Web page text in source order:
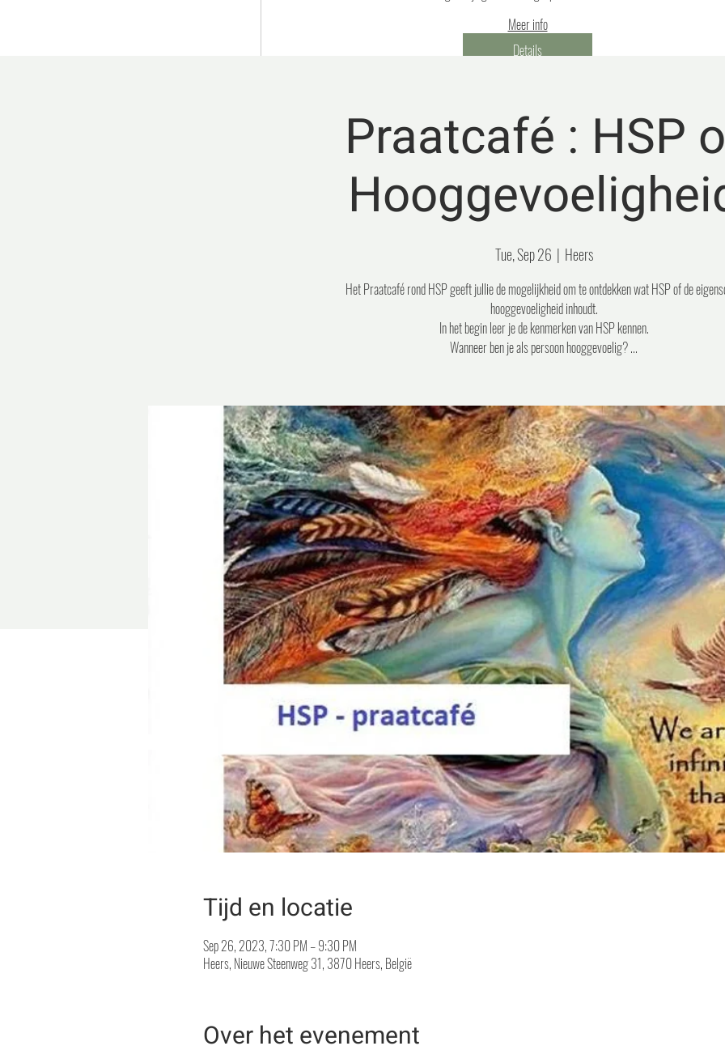
Meer info
Details
Praatcafé : HSP
Tue, Sep 26
  |
Heers
Het Praatcafé rond HSP geeft jullie de mogelijkheid om te ontdekken wat HSP of de
hooggevoeligheid inhoudt.
In het begin leer je de kenmerken van HSP kennen.
Wanneer ben je als persoon hooggevoelig? ...
Tijd en locatie
Sep 26, 2023, 7:30 PM – 9:30 PM
Heers, Nieuwe Steenweg 31, 3870 Heers, België
Over het evenement